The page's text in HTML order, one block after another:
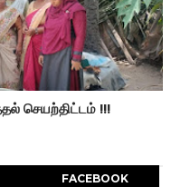
செயற்திட்டம் !!!
FACEBOOK